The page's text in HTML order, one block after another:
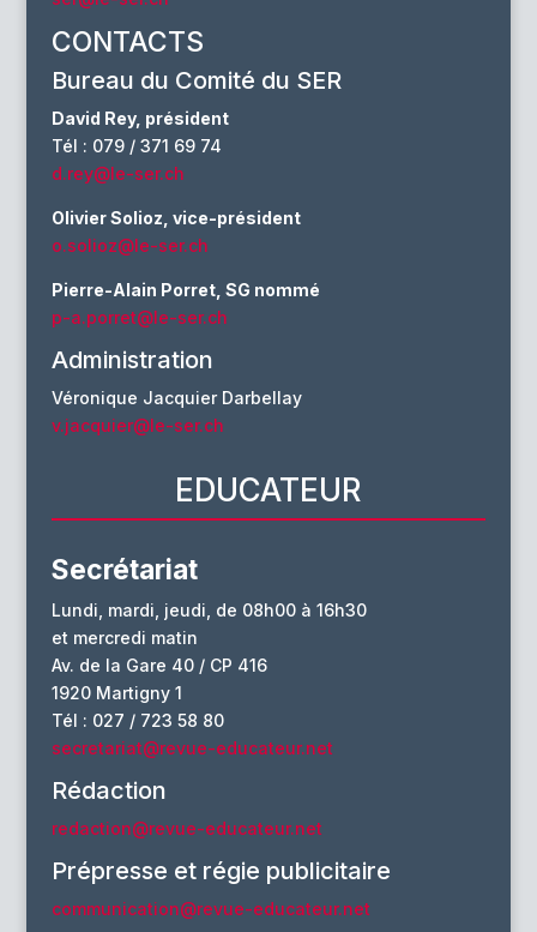
CONTACTS
Bureau du Comité du SER
David Rey, président
Tél : 079 / 371 69 74
d.rey@le-ser.ch
Olivier Solioz, vice-président
o.solioz@le-ser.ch
Pierre-Alain Porret, SG nommé
p-a.porret@le-ser.ch
Administration
Véronique Jacquier Darbellay
v.jacquier@le-ser.ch
EDUCATEUR
Secrétariat
Lundi, mardi, jeudi, de 08h00 à 16h30
et mercredi matin
Av. de la Gare 40 / CP 416
1920 Martigny 1
Tél : 027 / 723 58 80
secretariat@revue-educateur.net
Rédaction
redaction@revue-educateur.net
Prépresse et régie publicitaire
communication@revue-educateur.net